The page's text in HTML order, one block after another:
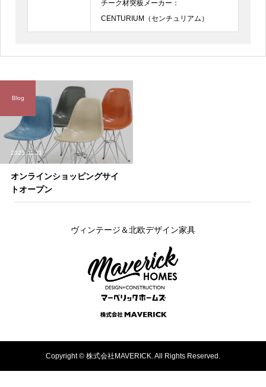
チーク材突板メーカー：
CENTURIUM（センチュリアム）
2023.01.11
オンラインショッピングサイ
トオープン
Blog
ヴィンテージ＆北欧デザイン家具
Copyright © 株式会社MAVERICK. All Rights Reserved.